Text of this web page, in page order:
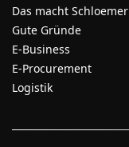
Das macht Schloemer
Gute Gründe
E-Business
E-Procurement
Logistik